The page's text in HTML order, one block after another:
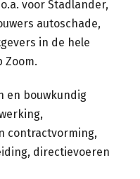
voor Stadlander,
autoschade,
in de hele
Zoom.
en bouwkundig
contractvorming,
directievoeren